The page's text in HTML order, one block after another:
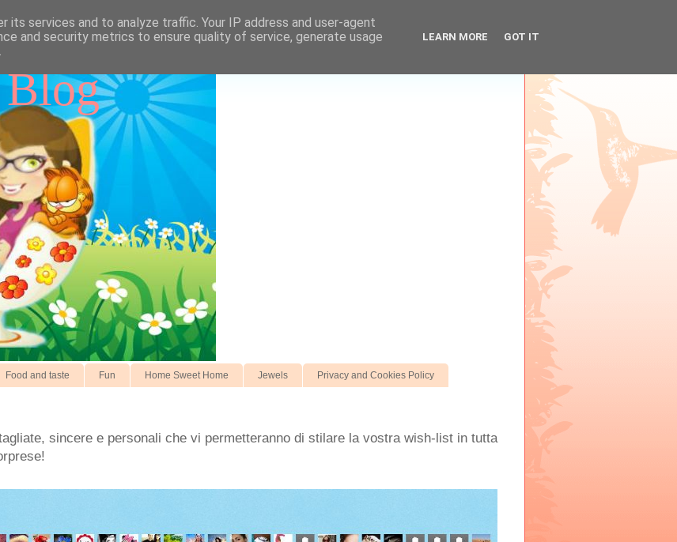
Food and taste Fun Home Sweet Home Jewels Privacy and Cookies Policy
sincere e personali che vi permetteranno di stilare la vostra wish-list in tutta
its services and to analyze traffic. Your IP address and user-agent
and security metrics to ensure quality of service, generate usage
LEARN MORE GOT IT